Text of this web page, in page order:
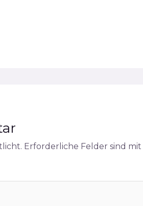
Erforderliche Felder sind mit